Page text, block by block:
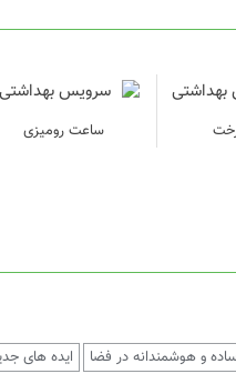
ساعت رومیزی
و هوشمندانه در فضا ایده های